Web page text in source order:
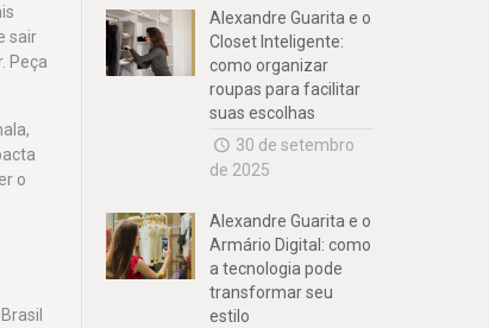
sair
Peça
o
Alexandre Guarita e o
Closet Inteligente:
como organizar
roupas para facilitar
suas escolhas
30 de setembro
de 2025
Alexandre Guarita e o
Armário Digital: como
a tecnologia pode
transformar seu
estilo